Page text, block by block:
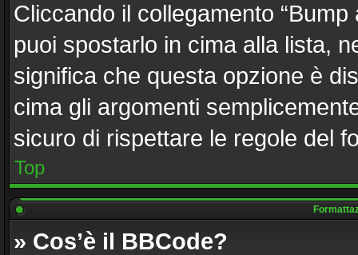
Cliccando il collegamento
puoi spostarlo in cima alla lista,
significa che questa opzione è
cima gli argomenti
sicuro di rispettare le regole del
Top
» Cos’è il BBCode?